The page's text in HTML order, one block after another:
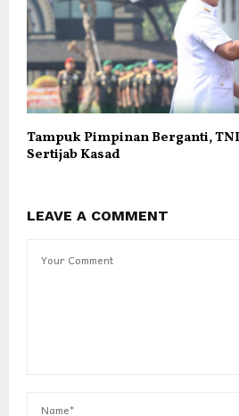
Tampuk Pimpinan Berganti,
Sertijab Kasad
LEAVE A COMMENT